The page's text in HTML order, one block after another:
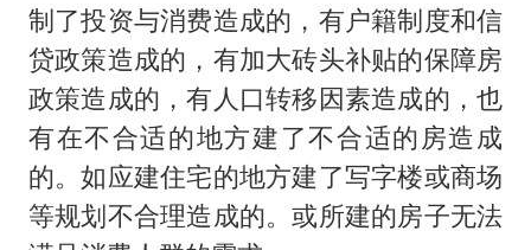
制了投资与消费造成的，有户籍制度和信
贷政策造成的，有加大砖头补贴的保障房
政策造成的，有人口转移因素造成的，也
有在不合适的地方建了不合适的房造成
的。如应建住宅的地方建了写字楼或商场
等规划不合理造成的。或所建的房子无法